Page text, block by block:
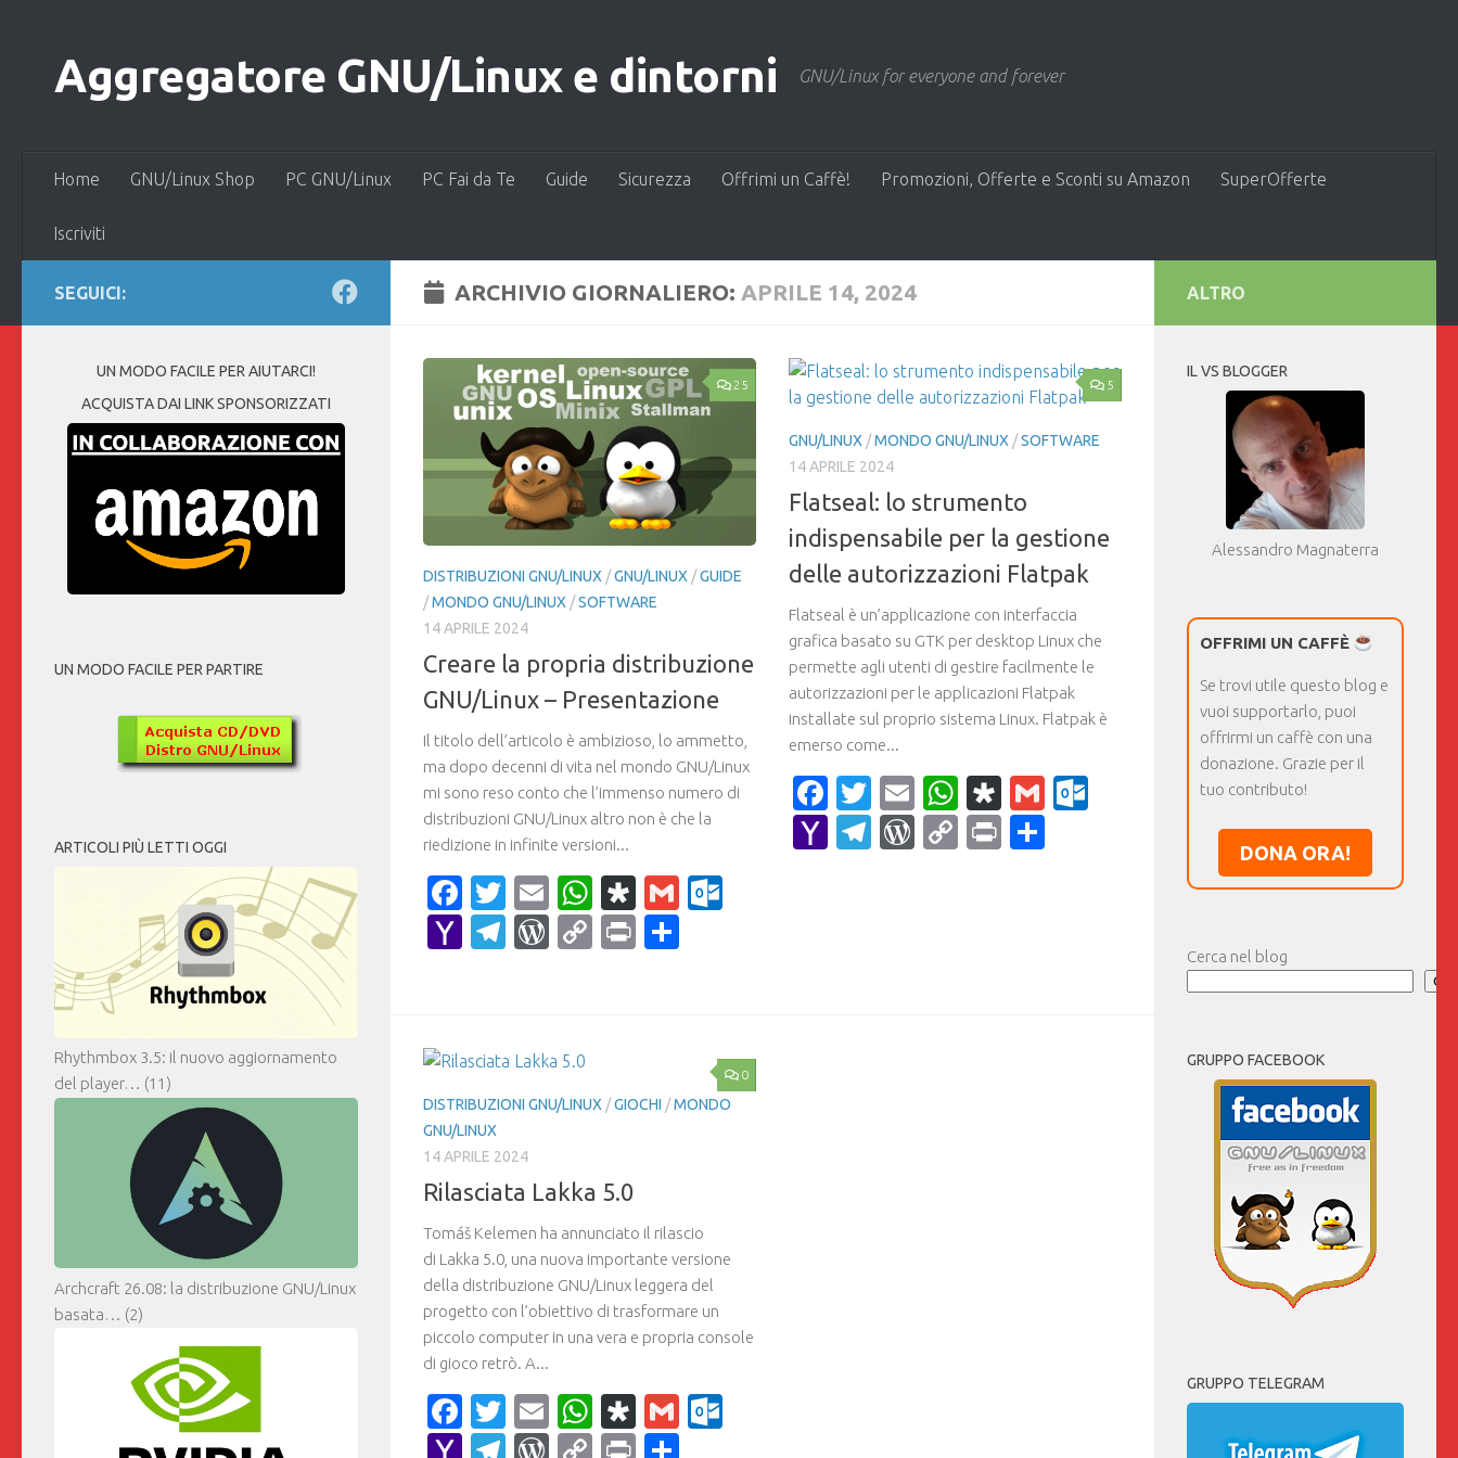
Aggregatore GNU/Linux e dintorni GNU/Linux for everyone and forever
Home GNU/Linux Shop PC GNU/Linux PC Fai da Te Guide Sicurezza Offrimi un Caffè! Promozioni, Offerte e Sconti su Amazon SuperOfferte
Iscriviti
ARCHIVIO GIORNALIERO: APRILE 14, 2024
25
DISTRIBUZIONI GNU/LINUX /GNU/LINUX /GUIDE
/MONDO GNU/LINUX /SOFTWARE
14 APRILE 2024
Creare la propria distribuzione
GNU/Linux – Presentazione
Il titolo dell’articolo è ambizioso, lo ammetto,
ma dopo decenni di vita nel mondo GNU/Linux
mi sono reso conto che l’immenso numero di
distribuzioni GNU/Linux altro non è che la
riedizione in infinite versioni...
Facebook
Twitter
EmailWhatsApp
Diaspora
Gmail
YahooTelegram
WordPress
CopyPrint
5
GNU/LINUX /MONDO GNU/LINUX /SOFTWARE
14 APRILE 2024
Flatseal: lo strumento
indispensabile per la gestione
delle autorizzazioni Flatpak
Flatseal è un’applicazione con interfaccia
grafica basato su GTK per desktop Linux che
permette agli utenti di gestire facilmente le
autorizzazioni per le applicazioni Flatpak
installate sul proprio sistema Linux. Flatpak è
emerso come...
Facebook
Twitter
EmailWhatsApp
Diaspora
GmailOutlook.com
YahooTelegram
WordPress
CopyPrint
0
DISTRIBUZIONI GNU/LINUX /GIOCHI /MONDO
GNU/LINUX
14 APRILE 2024
Rilasciata Lakka 5.0
Tomáš Kelemen ha annunciato il rilascio
di Lakka 5.0, una nuova importante versione
della distribuzione GNU/Linux leggera del
progetto con l’obiettivo di trasformare un
piccolo computer in una vera e propria console
di gioco retrò. A...
Facebook
Twitter
EmailWhatsApp
Diaspora
Gmail
SEGUICI:
UN MODO FACILE PER AIUTARCI!
ACQUISTA DAI LINK SPONSORIZZATI
UN MODO FACILE PER PARTIRE
ARTICOLI PIÙ LETTI OGGI
Rhythmbox 3.5: il nuovo aggiornamento
del player… (11)
Archcraft 26.08: la distribuzione GNU/Linux
basata… (2)
ALTRO
IL VS BLOGGER
Alessandro Magnaterra
OFFRIMI UN CAFFÈ
Se trovi utile questo blog e
vuoi supportarlo, puoi
offrirmi un caffè con una
donazione. Grazie per il
tuo contributo!
DONA ORA!
Cerca nel blog
GRUPPO FACEBOOK
GRUPPO TELEGRAM